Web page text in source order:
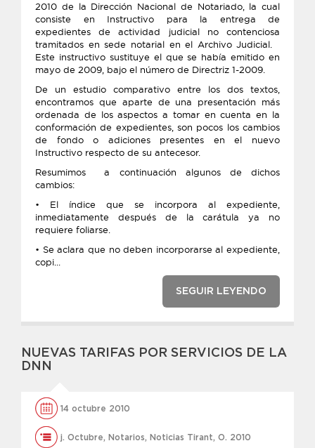
2010 de la Dirección Nacional de Notariado, la cual
consiste en Instructivo para la entrega de
expedientes de actividad judicial no contenciosa
tramitados en sede notarial en el Archivo Judicial.
Este instructivo sustituye el que se había emitido en
mayo de 2009, bajo el número de Directriz 1-2009.
De un estudio comparativo entre los dos textos,
encontramos que aparte de una presentación más
ordenada de los aspectos a tomar en cuenta en la
conformación de expedientes, son pocos los cambios
de fondo o adiciones presentes en el nuevo
Instructivo respecto de su antecesor.
Resumimos a continuación algunos de dichos
cambios:
• El índice que se incorpora al expediente,
inmediatamente después de la carátula ya no
requiere foliarse.
• Se aclara que no deben incorporarse al expediente,
copi...
SEGUIR LEYENDO
NUEVAS TARIFAS POR SERVICIOS DE LA
DNN
14 octubre 2010
j. Octubre, Notarios, Noticias Tirant, O. 2010